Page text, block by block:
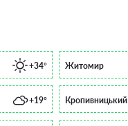
+34° Житомир
+19° Кропивницький